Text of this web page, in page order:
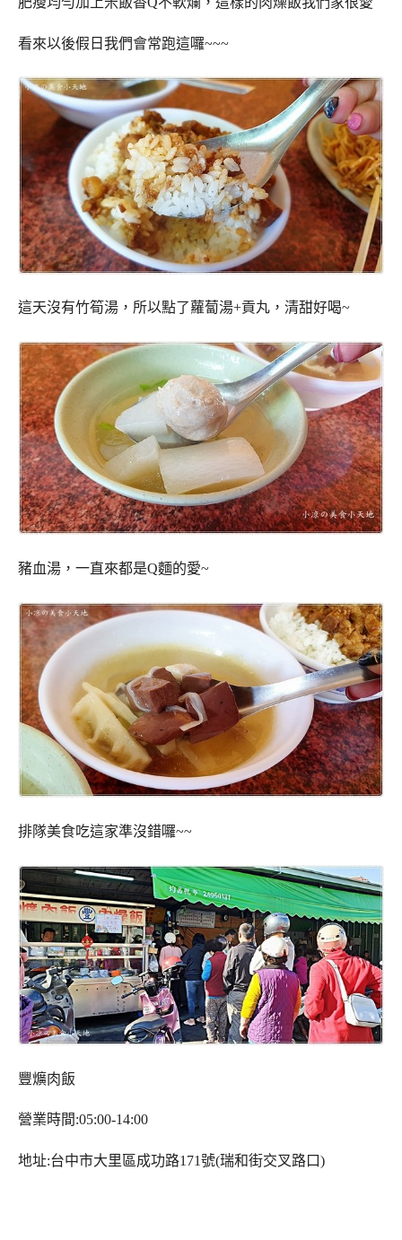
看來以後假日我們會常跑這囉~~~
這天沒有竹筍湯，所以點了蘿蔔湯+貢丸，清甜好喝~
豬血湯，一直來都是Q麵的愛~
排隊美食吃這家準沒錯囉~~
豐爌肉飯
營業時間:05:00-14:00
地址:台中市大里區成功路171號(瑞和街交叉路口)